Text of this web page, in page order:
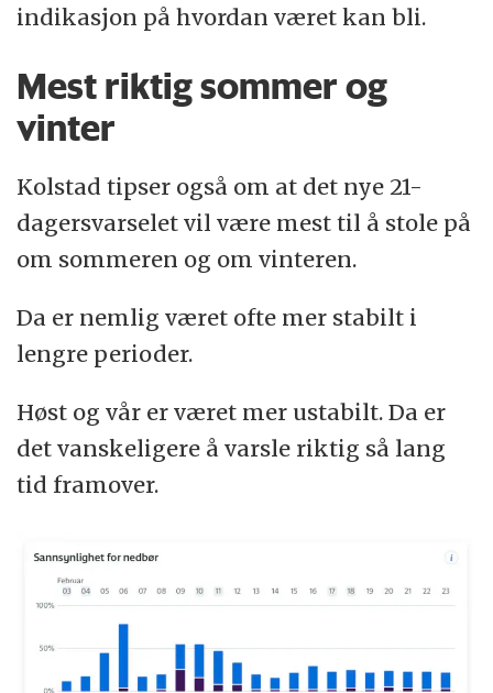
indikasjon på hvordan været kan bli.
Mest riktig sommer og
vinter
Kolstad tipser også om at det nye 21-
dagersvarselet vil være mest til å stole på
om sommeren og om vinteren.
Da er nemlig været ofte mer stabilt i
lengre perioder.
Høst og vår er været mer ustabilt. Da er
det vanskeligere å varsle riktig så lang
tid framover.